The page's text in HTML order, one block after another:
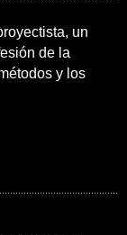
un
de la
y los